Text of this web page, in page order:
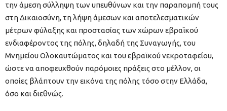
την άμεση σύλληψη των υπευθύνων και την παραπομπή τους
στη Δικαιοσύνη, τη λήψη άμεσων και αποτελεσματικών
μέτρων φύλαξης και προστασίας των χώρων εβραϊκού
ενδιαφέροντος της πόλης, δηλαδή της Συναγωγής, του
Μνημείου Ολοκαυτώματος και του εβραϊκού νεκροταφείου,
ώστε να αποφευχθούν παρόμοιες πράξεις στο μέλλον, οι
οποίες βλάπτουν την εικόνα της πόλης τόσο στην Ελλάδα,
όσο και διεθνώς.